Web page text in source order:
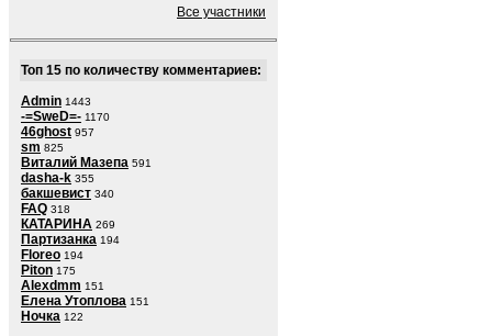
Все участники
Топ 15 по количеству комментариев:
Admin 1443
-=SweD=- 1170
46ghost 957
sm 825
Виталий Мазепа 591
dasha-k 355
бакшевист 340
FAQ 318
КАТАРИНА 269
Партизанка 194
Floreo 194
Piton 175
Alexdmm 151
Елена Утоплова 151
Ночка 122